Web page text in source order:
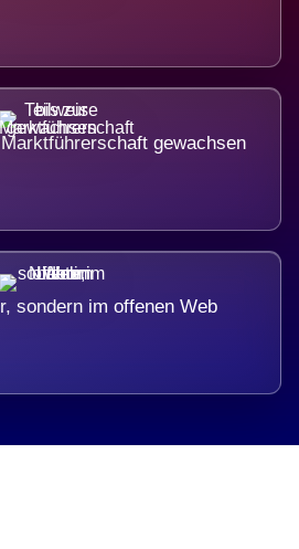
gewachsen
sondern im offenen Web